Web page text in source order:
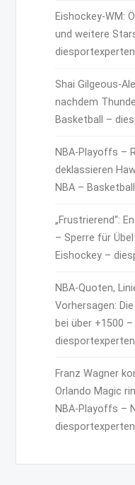
Eishockey-WM:
und weitere
Shai Gilgeous-
nachdem
Basketball –
NBA-Playoffs –
deklassieren
NBA –
„Frustrierend“:
– Sperre für
Eishockey –
NBA-Quoten,
Vorhersagen:
bei über +1500
Franz Wagner
Orlando Magic
NBA-Playoffs –